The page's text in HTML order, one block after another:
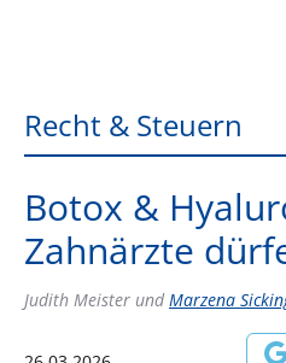
Recht & Steuern
Botox &
Zahnärzte
Judith Meister undMarzena